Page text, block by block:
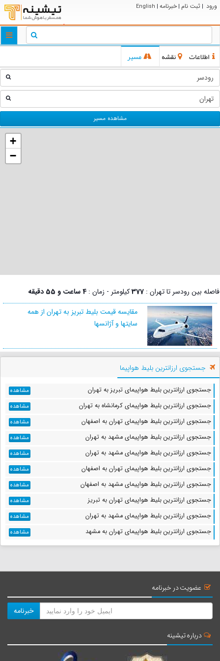
ورود | ثبت نام | خبرنامه |
English
اطلاعات نقشه مسیر
مشاهده مسیر
+
−
فاصله بین رودسر تا تهران : 377کیلومتر - زمان : 4 ساعت و 55 دقیقه
مقایسه قیمت بلیط تبریز به تهران از همه
سایتها و آژانسها
جستجوی ارزانترین بلیط هواپیما
جستجوی ارزانترین بلیط هواپیمای تبریز به تهران مشاهده
جستجوی ارزانترین بلیط هواپیمای کرمانشاه به تهران مشاهده
جستجوی ارزانترین بلیط هواپیمای تهران به اصفهان مشاهده
جستجوی ارزانترین بلیط هواپیمای مشهد به تهران مشاهده
جستجوی ارزانترین بلیط هواپیمای مشهد به تهران مشاهده
جستجوی ارزانترین بلیط هواپیمای تهران به اصفهان مشاهده
جستجوی ارزانترین بلیط هواپیمای مشهد به اصفهان مشاهده
جستجوی ارزانترین بلیط هواپیمای تهران به تبریز مشاهده
جستجوی ارزانترین بلیط هواپیمای مشهد به تهران مشاهده
جستجوی ارزانترین بلیط هواپیمای تهران به مشهد مشاهده
عضویت در خبرنامه
خبرنامه
درباره تیشینه